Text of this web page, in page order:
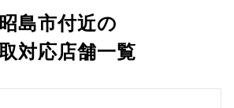
昭島市付近の
対応店舗一覧